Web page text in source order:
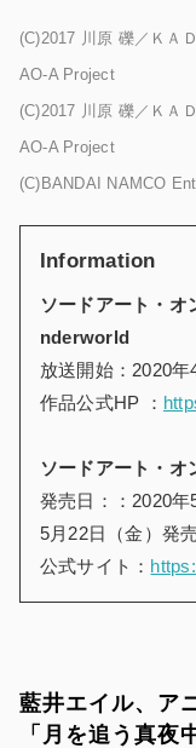
(C)2017 川原 礫／ＫＡ
AO-A Project
(C)2017 川原 礫／ＫＡ
AO-A Project
(C)BANDAI NAMCO
Information
ソードアート・オ
nderworld
放送開始：2020年
作品公式HP ：
ソードアート・オ
発売日：：2020
5月22日（金）発売
公式サイト：
藍井エイル、ア
「月を追う真夜